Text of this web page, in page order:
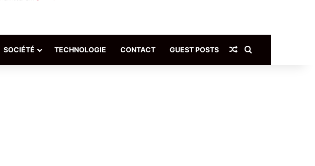
SOCIÉTÉ TECHNOLOGIE CONTACT GUEST POSTS Article Aléatoire